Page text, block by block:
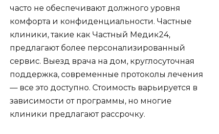
часто не обеспечивают должного уровня
комфорта и конфиденциальности. Частные
клиники, такие как Частный Медик24,
предлагают более персонализированный
сервис. Выезд врача на дом, круглосуточная
поддержка, современные протоколы лечения
— все это доступно. Стоимость варьируется в
зависимости от программы, но многие
клиники предлагают рассрочку.